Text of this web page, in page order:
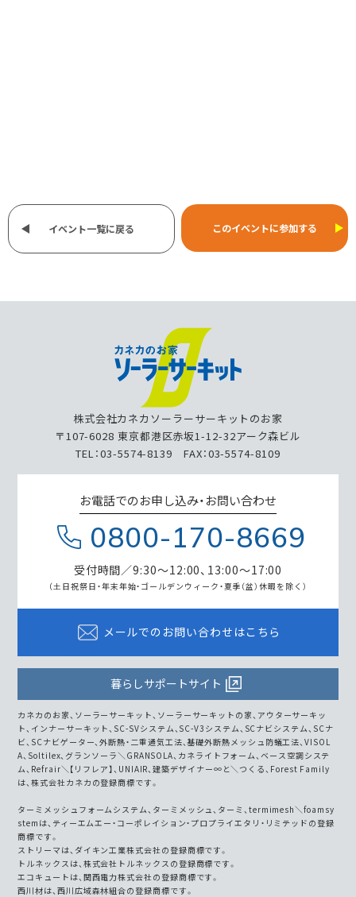
イベント一覧に戻る このイベントに参加する
株式会社カネカソーラーサーキットのお家
〒107-6028 東京都港区赤坂1-12-32アーク森ビル
TEL：03-5574-8139 FAX：03-5574-8109
お電話でのお申し込み・お問い合わせ
0800-170-8669
受付時間／9:30～12:00、13:00～17:00
（土日祝祭日・年末年始・ゴールデンウィーク・夏季（盆）休暇を除く）
メールでのお問い合わせはこちら
暮らしサポートサイト
カネカのお家、ソーラーサーキット、ソーラーサーキットの家、アウターサーキッ
ト、インナーサーキット、SC-SVシステム、SC-V3システム、SCナビシステム、SCナ
ビ、SCナビゲーター、外断熱・二重通気工法、基礎外断熱メッシュ防蟻工法、VISOL
A、Soltilex、グランソーラ＼GRANSOLA、カネライトフォーム、ベース空調システ
ム、Refrair＼【リフレア】、UNIAIR、建築デザイナー∞と＼つくる、Forest Family
は、株式会社カネカの登録商標です。
ターミメッシュフォームシステム、ターミメッシュ、ターミ、termimesh＼foamsy
stemは、ティーエムエー・コーポレイション・プロプライエタリ・リミテッドの登録
商標です。
ストリーマは、ダイキン工業株式会社の登録商標です。
トルネックスは、株式会社トルネックスの登録商標です。
エコキュートは、関西電力株式会社の登録商標です。
西川材は、西川広域森林組合の登録商標です。